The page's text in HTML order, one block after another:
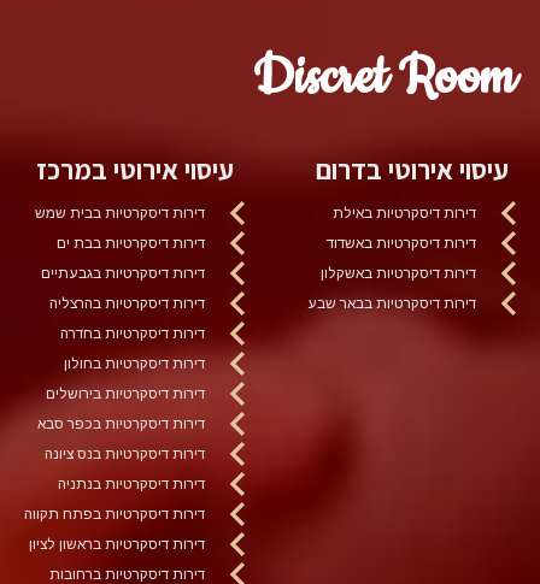
Discret Room
עיסוי אירוטי בדרום
דירות דיסקרטיות באילת
דירות דיסקרטיות באשדוד
דירות דיסקרטיות באשקלון
דירות דיסקרטיות בבאר שבע
עיסוי אירוטי במרכז
דירות דיסקרטיות בבית שמש
דירות דיסקרטיות בבת ים
דירות דיסקרטיות בגבעתיים
דירות דיסקרטיות בהרצליה
דירות דיסקרטיות בחדרה
דירות דיסקרטיות בחולון
דירות דיסקרטיות בירושלים
דירות דיסקרטיות בכפר סבא
דירות דיסקרטיות בנס ציונה
דירות דיסקרטיות בנתניה
דירות דיסקרטיות בפתח תקווה
דירות דיסקרטיות בראשון לציון
דירות דיסקרטיות ברחובות